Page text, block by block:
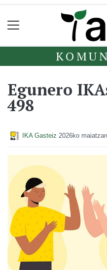
Egunero
498
IKA Gasteiz 2026ko